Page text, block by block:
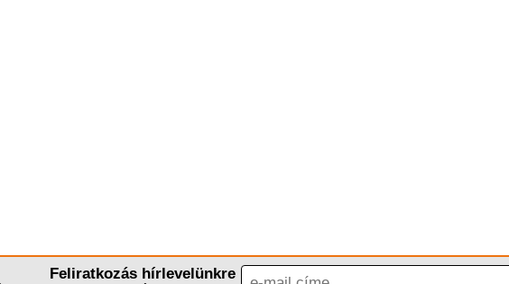
Feliratkozás hírlevelünkre